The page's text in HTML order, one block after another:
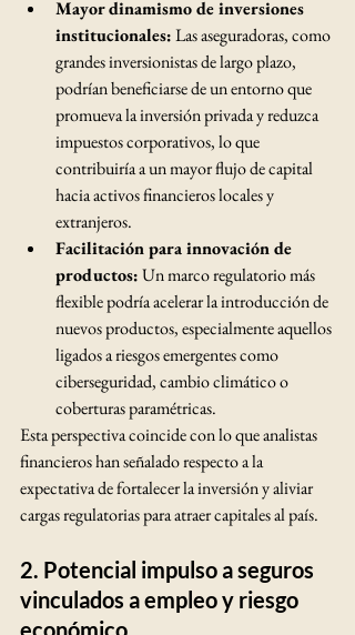
Mayor dinamismo de inversiones
institucionales: Las aseguradoras, como
grandes inversionistas de largo plazo,
podrían beneficiarse de un entorno que
promueva la inversión privada y reduzca
impuestos corporativos, lo que
contribuiría a un mayor flujo de capital
hacia activos financieros locales y
extranjeros.
Facilitación para innovación de
productos: Un marco regulatorio más
flexible podría acelerar la introducción de
nuevos productos, especialmente aquellos
ligados a riesgos emergentes como
ciberseguridad, cambio climático o
coberturas paramétricas.
Esta perspectiva coincide con lo que analistas
financieros han señalado respecto a la
expectativa de fortalecer la inversión y aliviar
cargas regulatorias para atraer capitales al país.
2. Potencial impulso a seguros
vinculados a empleo y riesgo
económico